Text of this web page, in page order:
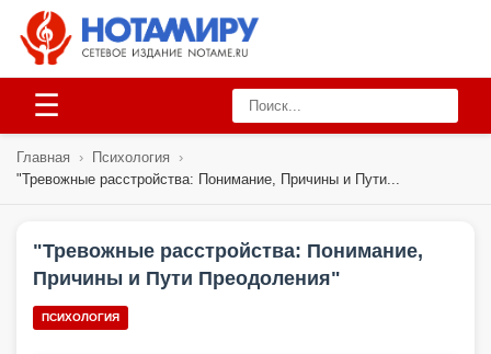
☰
Главная › Психология
›
"Тревожные расстройства: Понимание, Причины и Пути...
"Тревожные расстройства: Понимание,
Причины и Пути Преодоления"
ПСИХОЛОГИЯ